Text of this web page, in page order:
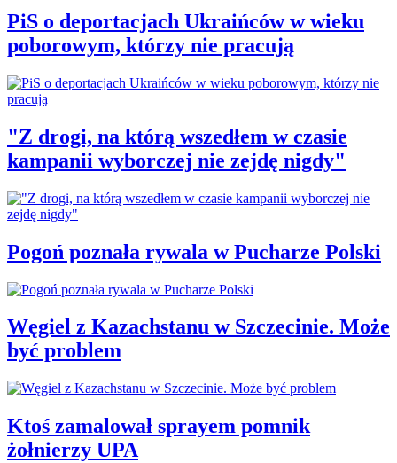
PiS o deportacjach Ukraińców w wieku
poborowym, którzy nie pracują
"Z drogi, na którą wszedłem w czasie
kampanii wyborczej nie zejdę nigdy"
Pogoń poznała rywala w Pucharze Polski
Węgiel z Kazachstanu w Szczecinie. Może
być problem
Ktoś zamalował sprayem pomnik
żołnierzy UPA